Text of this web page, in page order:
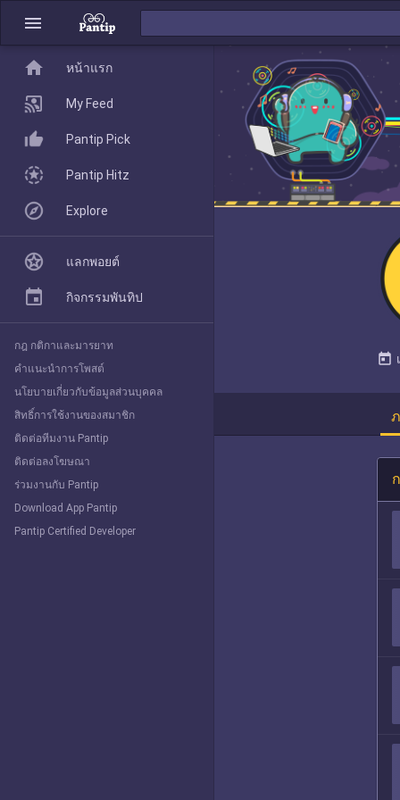
menu
today
home
Pantip Pick
Explore
home หน้าแรก
My Feed
Pantip Pick
Pantip Hitz
Explore
แลกพอยต์
กิจกรรมพันทิป
กฎ กติกาและมารยาท
คำแนะนำการโพสต์
นโยบายเกี่ยวกับข้อมูลส่วนบุคคล
สิทธิ์การใช้งานของสมาชิก
ติดต่อทีมงาน Pantip
ติดต่อลงโฆษณา
ร่วมงานกับ Pantip
Download App Pantip
Pantip Certified Developer